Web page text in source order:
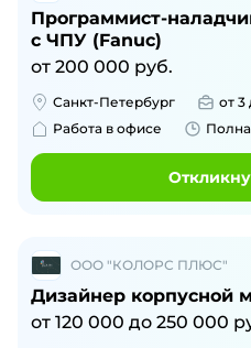
Программист-
с ЧПУ (Fanuc)
от 200 000 руб.
Санкт-Петербург
от 3
Работа в офисе
ООО "КОЛОРС ПЛЮС"
Дизайнер корпусной
от 120 000 до 250 000